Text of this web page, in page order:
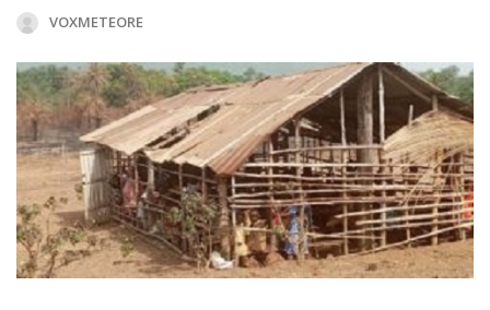
VOXMETEORE